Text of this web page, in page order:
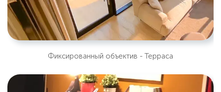
Фиксированный объектив - Терраса